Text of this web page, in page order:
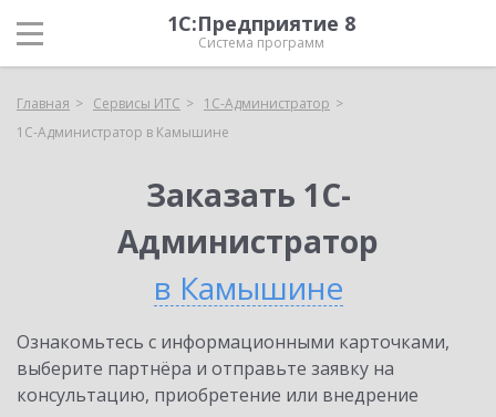
1С:Предприятие 8
Система программ
Главная Сервисы ИТС
1С-Администратор
1С-Администратор в Камышине
Заказать 1С-
Администратор
в Камышине
Ознакомьтесь с информационными карточками,
выберите партнёра и отправьте заявку на
консультацию, приобретение или внедрение